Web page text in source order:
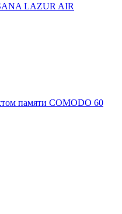
LAZUR AIR
памяти COMODO 60